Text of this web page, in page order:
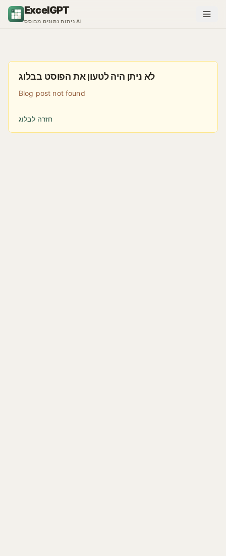
דלג לתוכןExcelGPT
ניתוח נתונים מבוסס AI
לא ניתן היה לטעון את הפוסט בבלוג
Blog post not found
חזרה לבלוג